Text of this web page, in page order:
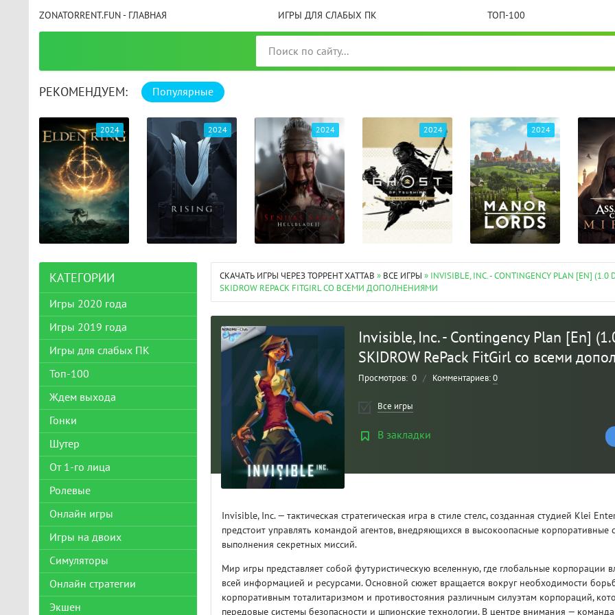
ZONATORRENT.FUN - ГЛАВНАЯ ИГРЫ ДЛЯ СЛАБЫХ ПК ТОП-100
РЕКОМЕНДУЕМ: Популярные
2024 2024 2024 2024 2024
СКАЧАТЬ ИГРЫ ЧЕРЕЗ ТОРРЕНТ XATTAB » ВСЕ ИГРЫ » INVISIBLE, INC. - CONTINGENCY PLAN [EN] (1.0
SKIDROW REPACK FITGIRL СО ВСЕМИ ДОПОЛНЕНИЯМИ
Invisible, Inc. - Contingency Plan [En]
SKIDROW RePack FitGirl со всеми
Просмотров: 0 / Комментариев:0
Все игры
В закладки
Invisible, Inc. — тактическая стратегическая игра в стиле стелс, созданная студией Klei
предстоит управлять командой агентов, внедряющихся в высокоопасные корпоративные
выполнения секретных миссий.
Мир игры представляет собой футуристическую вселенную, где глобальные корпорации
всей информацией и ресурсами. Основной сюжет вращается вокруг необходимости
корпоративным тоталитаризмом и противостояния различным силуэтам корпораций,
передовые системы безопасности и шпионские технологии. В центре внимания —
КАТЕГОРИИ
Игры 2020 года
Игры 2019 года
Игры для слабых ПК
Топ-100
Ждем выхода
Гонки
Шутер
От 1-го лица
Ролевые
Онлайн игры
Игры на двоих
Симуляторы
Онлайн стратегии
Экшен
CLAIR OBSCUR: EXPEDITION 33 НА